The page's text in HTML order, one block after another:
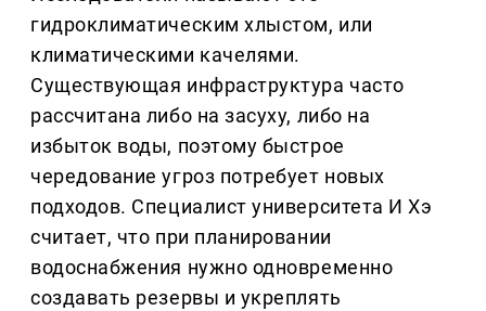
гидроклиматическим хлыстом, или
климатическими качелями.
Существующая инфраструктура часто
рассчитана либо на засуху, либо на
избыток воды, поэтому быстрое
чередование угроз потребует новых
подходов. Специалист университета И Хэ
считает, что при планировании
водоснабжения нужно одновременно
создавать резервы и укреплять